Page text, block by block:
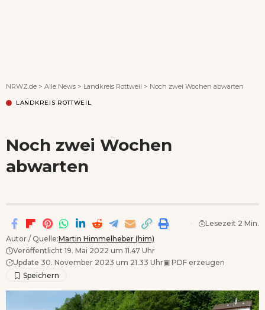
NRWZ.de > Alle News > Landkreis Rottweil > Noch zwei Wochen abwarten
LANDKREIS ROTTWEIL
Noch zwei Wochen
abwarten
Autor / Quelle:Martin Himmelheber (him)
Veröffentlicht 19. Mai 2022 um 11.47 Uhr
Update 30. November 2023 um 21.33 Uhr▣ PDF erzeugen
Lesezeit 2 Min.